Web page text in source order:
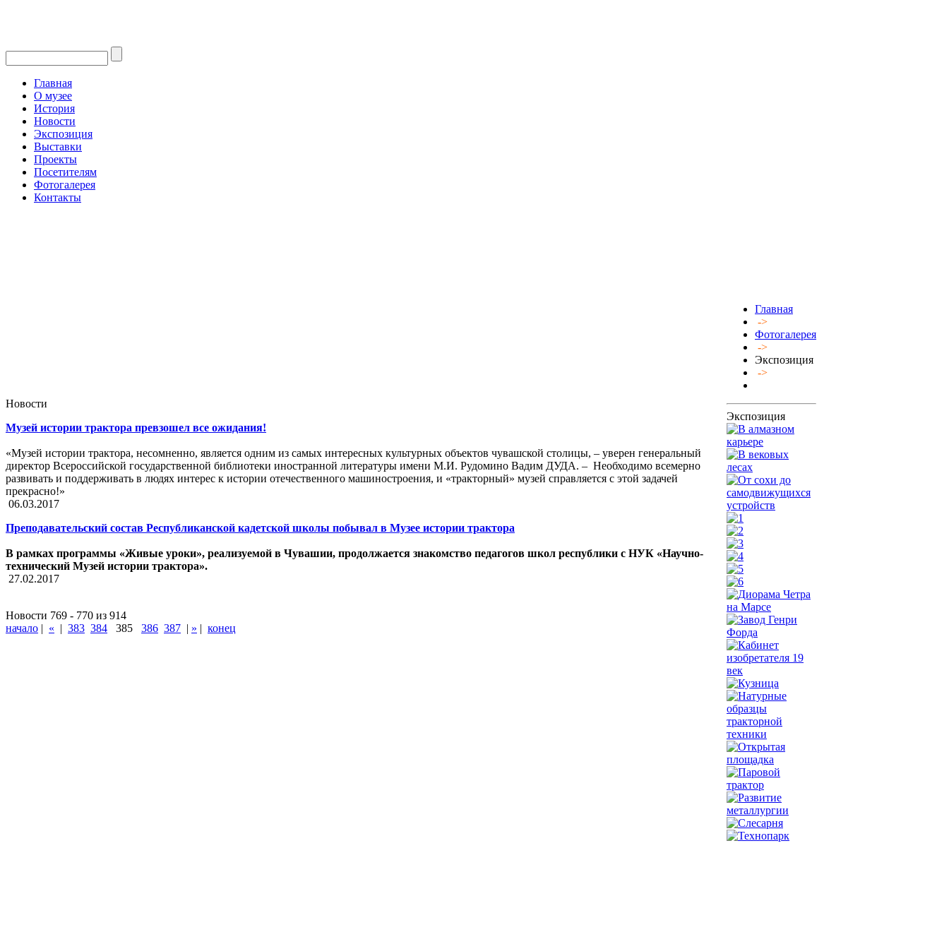
Главная
О музее
История
Новости
Экспозиция
Выставки
Проекты
Посетителям
Фотогалерея
Контакты
Новости
Музей истории трактора превзошел все ожидания!
«Музей истории трактора, несомненно, является одним из самых интересных культурных объектов чувашской столицы, – уверен генеральный
директор Всероссийской государственной библиотеки иностранной литературы имени М.И. Рудомино Вадим ДУДА. – Необходимо всемерно
развивать и поддерживать в людях интерес к истории отечественного машиностроения, и «тракторный» музей справляется с этой задачей
прекрасно!»
06.03.2017
Преподавательский состав Республиканской кадетской школы побывал в Музее истории трактора
В рамках программы «Живые уроки», реализуемой в Чувашии, продолжается знакомство педагогов школ республики с НУК «Научно-
технический Музей истории трактора».
27.02.2017
Новости 769 - 770 из 914
начало | « | 383 384 385 386 387 | » | конец
Главная
->
Фотогалерея
->
Экспозиция
->
Экспозиция